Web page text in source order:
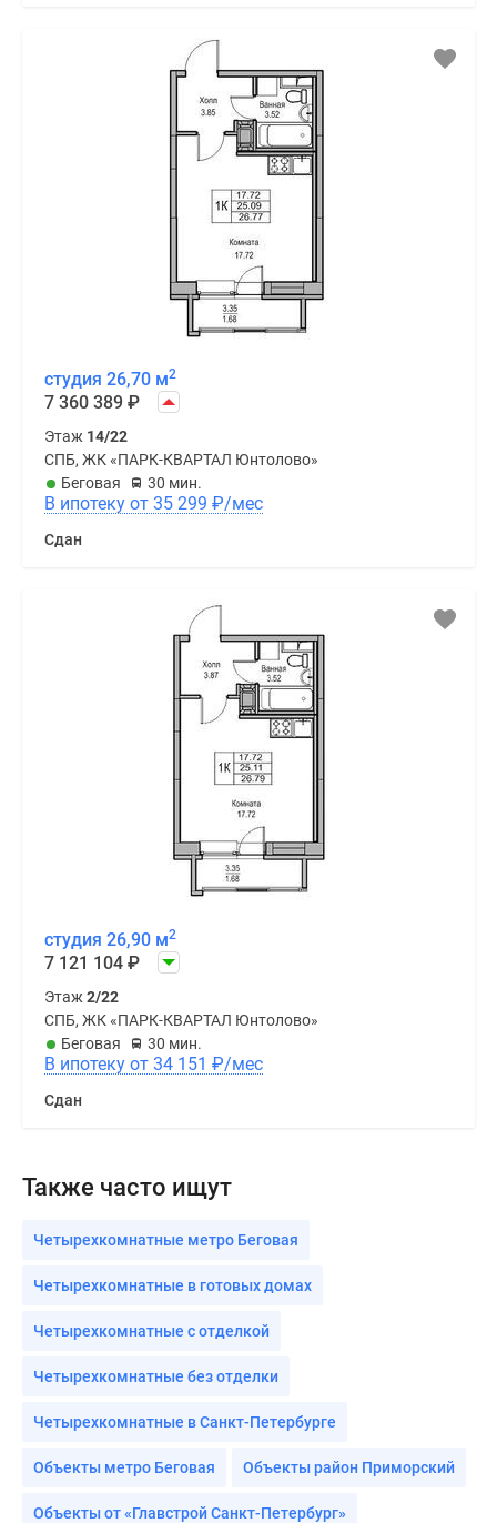
студия 26,70 м2
7 360 389 ₽
Этаж 14/22
СПБ, ЖК «ПАРК-КВАРТАЛ Юнтолово»
Беговая
30 мин.
В ипотеку от 35 299 ₽/мес
Сдан
студия 26,90 м2
7 121 104 ₽
Этаж2/22
СПБ, ЖК «ПАРК-КВАРТАЛ Юнтолово»
Беговая
30 мин.
В ипотеку от 34 151 ₽/мес
Сдан
Также часто ищут
Четырехкомнатные метро Беговая
Четырехкомнатные в готовых домах
Четырехкомнатные с отделкой
Четырехкомнатные без отделки
Четырехкомнатные в Санкт-Петербурге
Объекты метро Беговая Объекты район Приморский
Объекты от «Главстрой Санкт-Петербург»